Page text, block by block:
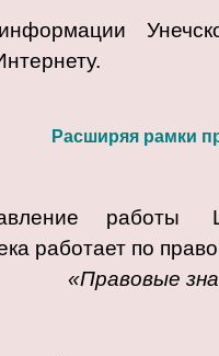
Расширяя рамки
работы
работает по
«Правовые